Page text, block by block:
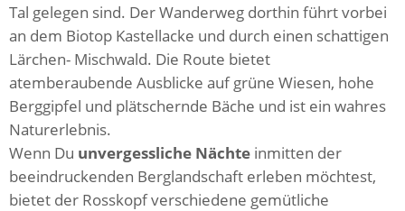
Tal gelegen sind. Der Wanderweg dorthin führt vorbei
an dem Biotop Kastellacke und durch einen schattigen
Lärchen- Mischwald. Die Route bietet
atemberaubende Ausblicke auf grüne Wiesen, hohe
Berggipfel und plätschernde Bäche und ist ein wahres
Naturerlebnis.
Wenn Du unvergessliche Nächte inmitten der
beeindruckenden Berglandschaft erleben möchtest,
bietet der Rosskopf verschiedene gemütliche